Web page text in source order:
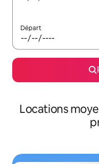
Départ
Locations